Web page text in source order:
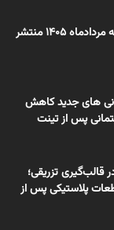
مجله بسپار شماره 286 در نیمه مردادماه 1405 منتشر
های جدید کاهش
پس از تینت
تزریقی؛
پلاستیکی پس از